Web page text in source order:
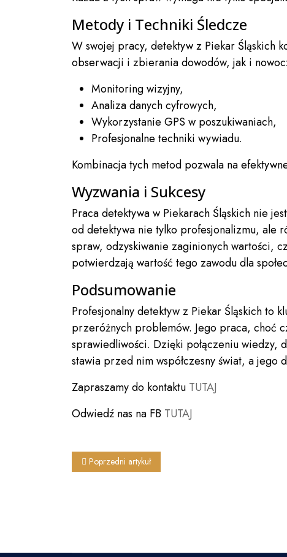
Metody i Techniki Śledcze
W swojej pracy, detektyw z Piekar Śląskich
obserwacji i zbierania dowodów, jak i
Monitoring wizyjny,
Analiza danych cyfrowych,
Wykorzystanie GPS w poszukiwaniach,
Profesjonalne techniki wywiadu.
Kombinacja tych metod pozwala na
Wyzwania i Sukcesy
Praca detektywa w Piekarach Śląskich nie
od detektywa nie tylko profesjonalizmu, ale
spraw, odzyskiwanie zaginionych wartości,
potwierdzają wartość tego zawodu dla
Podsumowanie
Profesjonalny detektyw z Piekar Śląskich to
przeróżnych problemów. Jego praca, choć
sprawiedliwości. Dzięki połączeniu wiedzy,
stawia przed nim współczesny świat, a jego
Zapraszamy do kontaktu TUTAJ
Odwiedź nas na FB TUTAJ
Poprzedni artykuł: Detektyw Katowice - Grunt to właściwy
Poprzedni artykuł